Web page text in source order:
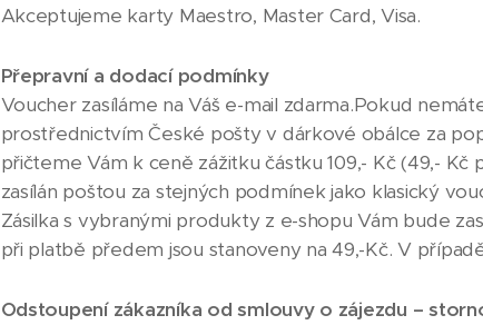
Akceptujeme karty Maestro, Master Card, Visa.
Přepravní a dodací podmínky
Voucher zasíláme na Váš e-mail zdarma.Pokud
prostřednictvím České pošty v dárkové obálce za
přičteme Vám k ceně zážitku částku 109,- Kč (49,-
zasílán poštou za stejných podmínek jako klasický
Zásilka s vybranými produkty z e-shopu Vám bude
při platbě předem jsou stanoveny na 49,-Kč. V
Odstoupení zákazníka od smlouvy o zájezdu –